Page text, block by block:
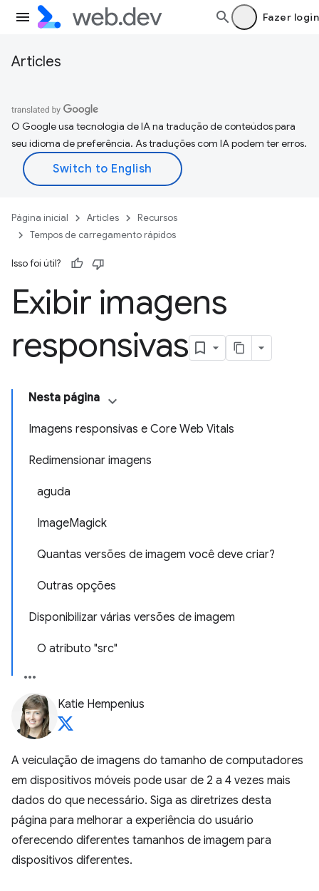
Fazer login
Articles
O Google usa tecnologia de IA na tradução de conteúdos para
seu idioma de preferência. As traduções com IA podem ter erros.
Página inicial Articles
Recursos
Tempos de carregamento rápidos
Isso foi útil?
Exibir imagens
responsivas
Nesta página
Imagens responsivas e Core Web Vitals
Redimensionar imagens
aguda
ImageMagick
Quantas versões de imagem você deve criar?
Outras opções
Disponibilizar várias versões de imagem
O atributo "src"
Katie Hempenius
A veiculação de imagens do tamanho de computadores
em dispositivos móveis pode usar de 2 a 4 vezes mais
dados do que necessário. Siga as diretrizes desta
página para melhorar a experiência do usuário
oferecendo diferentes tamanhos de imagem para
dispositivos diferentes.